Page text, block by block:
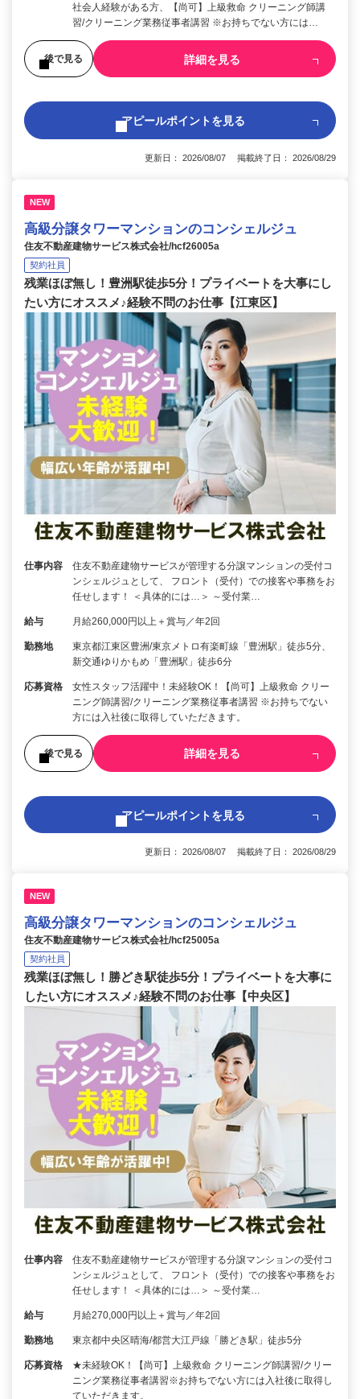
社会人経験がある方、【尚可】上級救命 クリーニング師講
習/クリーニング業務従事者講習 ※お持ちでない方には…
後で見る 詳細を見る
アピールポイントを見る
更新日： 2026/08/07 掲載終了日： 2026/08/29
NEW
高級分譲タワーマンションのコンシェルジュ
住友不動産建物サービス株式会社/hcf26005a
契約社員
残業ほぼ無し！豊洲駅徒歩5分！プライベートを大事にし
たい方にオススメ♪経験不問のお仕事【江東区】
仕事内容
住友不動産建物サービスが管理する分譲マンションの受付コ
ンシェルジュとして、 フロント（受付）での接客や事務をお
任せします！ ＜具体的には…＞ ～受付業…
給与 月給260,000円以上＋賞与／年2回
勤務地
東京都江東区豊洲/東京メトロ有楽町線「豊洲駅」徒歩5分、
新交通ゆりかもめ「豊洲駅」徒歩6分
応募資格
女性スタッフ活躍中！未経験OK！【尚可】上級救命 クリー
ニング師講習/クリーニング業務従事者講習 ※お持ちでない
方には入社後に取得していただきます。
後で見る 詳細を見る
アピールポイントを見る
更新日： 2026/08/07 掲載終了日： 2026/08/29
NEW
高級分譲タワーマンションのコンシェルジュ
住友不動産建物サービス株式会社/hcf25005a
契約社員
残業ほぼ無し！勝どき駅徒歩5分！プライベートを大事に
したい方にオススメ♪経験不問のお仕事【中央区】
仕事内容
住友不動産建物サービスが管理する分譲マンションの受付コ
ンシェルジュとして、 フロント（受付）での接客や事務をお
任せします！ ＜具体的には…＞ ～受付業…
給与 月給270,000円以上＋賞与／年2回
勤務地 東京都中央区晴海/都営大江戸線「勝どき駅」徒歩5分
応募資格
★未経験OK！【尚可】上級救命 クリーニング師講習/クリー
ニング業務従事者講習※お持ちでない方には入社後に取得し
ていただきます。